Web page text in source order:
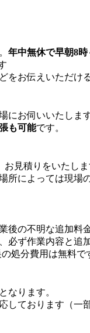
年中無休で早朝8時
お伝えいただけ
にお伺いいたします
も可能です。
見積りをいたしま
所によっては現
後の不明な追加料
ず作業内容と
処分費用は無料で
なります。
しております（一